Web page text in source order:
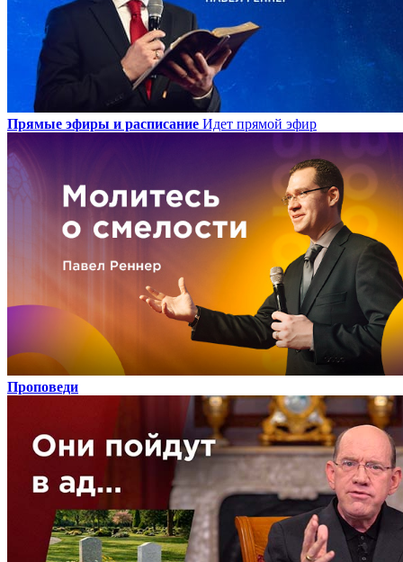
Прямые эфиры и расписание Идет прямой эфир
Проповеди